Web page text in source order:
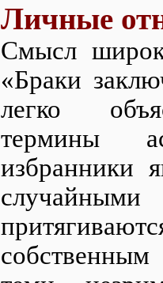
Личные
Смысл
«Браки
легко
термины
избранники
собственным